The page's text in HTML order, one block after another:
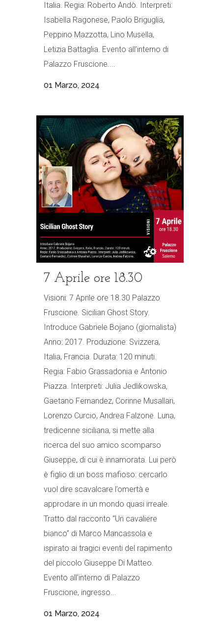
Italia. Regia: Roberto Andò. Interpreti:
Isabella Ragonese, Paolo Briguglia,
Peppino Mazzotta, Lino Musella,
Letizia Battaglia. Evento all’interno di
Palazzo Fruscione....
01 Marzo, 2024
7 Aprile ore 18.30
Visioni: 7 Aprile ore 18.30 Palazzo
Fruscione. Sicilian Ghost Story.
Introduce Gabriele Bojano (giornalista)
Anno: 2017. Produzione: Svizzera,
Italia, Francia. Durata: 120 minuti.
Regia: Fabio Grassadonia e Antonio
Piazza. Interpreti: Julia Jedlikowska,
Gaetano Fernandez, Corinne Musallari,
Lorenzo Curcio, Andrea Falzone. Luna,
tredicenne siciliana, si mette alla
ricerca del suo amico scomparso
Giuseppe, di cui è innamorata. Lui però
è figlio di un boss mafioso: cercarlo
vuol dire scavalcare l’omertà e
approdare in un mondo quasi irreale.
Tratto dal racconto “Un cavaliere
bianco” di Marco Mancassola e
ispirato ai tragici eventi del rapimento
del piccolo Giuseppe Di Matteo.
Evento all’interno di Palazzo
Fruscione, ingresso...
01 Marzo, 2024